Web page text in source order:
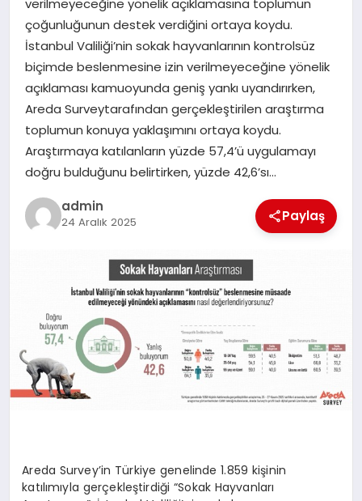
SPOR
TEKNOLOJI
YAŞAM
çoğunluğunun destek verdiğini ortaya koydu.
İstanbul Valiliği’nin sokak hayvanlarının kontrolsüz
biçimde beslenmesine izin verilmeyeceğine yönelik
açıklaması kamuoyunda geniş yankı uyandırırken,
Areda Surveytarafından gerçekleştirilen araştırma
toplumun konuya yaklaşımını ortaya koydu.
Araştırmaya katılanların yüzde 57,4’ü uygulamayı
doğru bulduğunu belirtirken, yüzde 42,6’sı…
admin
24 Aralık 2025 Paylaş
Areda Survey’in Türkiye genelinde 1.859 kişinin
katılımıyla gerçekleştirdiği “Sokak Hayvanları